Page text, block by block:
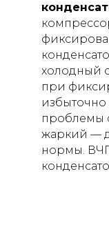
холодный
при
проблемы
жаркий —
нормы.